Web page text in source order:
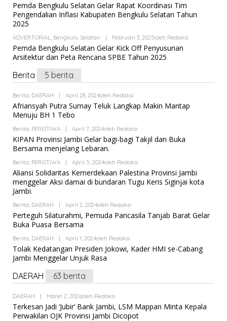
Pemda Bengkulu Selatan Gelar Rapat Koordinasi Tim
Pengendalian Inflasi Kabupaten Bengkulu Selatan Tahun
2025
ADVERTORIAL, Bengkulu Selatan Februari 3, 2025Oleh Redaksi
Pemda Bengkulu Selatan Gelar Kick Off Penyusunan
Arsitektur dan Peta Rencana SPBE Tahun 2025
Berita 5 berita
Berita, DAERAH April 28, 2024Oleh Redaksi
Afriansyah Putra Sumay Teluk Langkap Makin Mantap
Menuju BH 1 Tebo
Berita, PERISTIWA April 7, 2024Oleh Redaksi
KIPAN Provinsi Jambi Gelar bagi-bagi Takjil dan Buka
Bersama menjelang Lebaran.
Berita, PERISTIWA April 5, 2024Oleh Redaksi
Aliansi Solidaritas Kemerdekaan Palestina Provinsi Jambi
menggelar Aksi damai di bundaran Tugu Keris Siginjai kota
Jambi.
Berita, DAERAH April 2, 2024Oleh Redaksi
Perteguh Silaturahmi, Pemuda Pancasila Tanjab Barat Gelar
Buka Puasa Bersama
Berita, DAERAH April 1, 2024Oleh Redaksi
Tolak Kedatangan Presiden Jokowi, Kader HMI se-Cabang
Jambi Menggelar Unjuk Rasa
DAERAH 63 berita
DAERAH Maret 2, 2026Oleh Redaksi
Terkesan Jadi ‘Jubir’ Bank Jambi, LSM Mappan Minta Kepala
Perwakilan OJK Provinsi Jambi Dicopot